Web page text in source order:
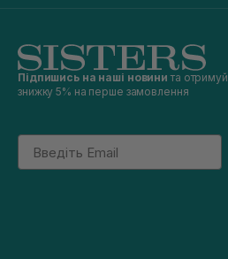
Підпишись на наші новини та отримуй
знижку 5% на перше замовлення
Email